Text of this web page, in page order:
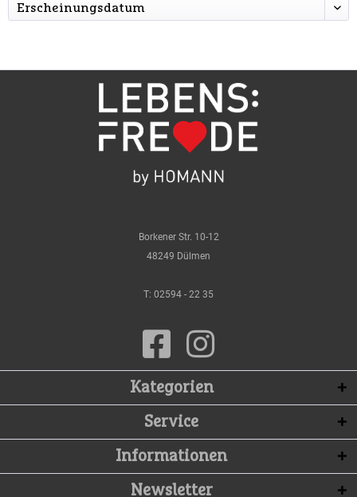
Borkener Str. 10-12
48249 Dülmen
T: 02594 - 22 35
Kategorien
Service
Informationen
Newsletter